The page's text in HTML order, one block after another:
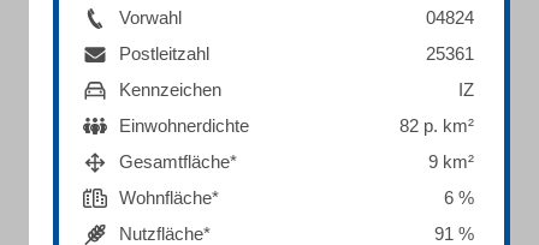
Vorwahl
04824
Postleitzahl
25361
Kennzeichen
IZ
Einwohnerdichte
82 p. km²
Gesamtfläche*
9 km²
Wohnfläche*
6 %
Nutzfläche*
91 %